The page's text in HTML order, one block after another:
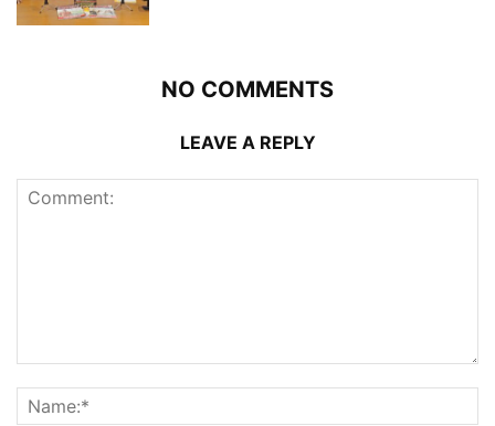
NO COMMENTS
LEAVE A REPLY